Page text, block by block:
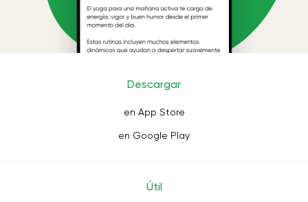
Descargar
en App Store
en Google Play
Útil